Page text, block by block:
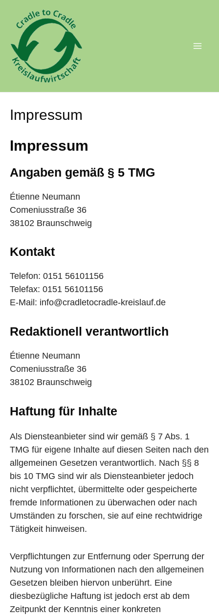
Impressum
Impressum
Angaben gemäß § 5 TMG
Étienne Neumann
Comeniusstraße 36
38102 Braunschweig
Kontakt
Telefon: 0151 56101156
Telefax: 0151 56101156
E-Mail: info@cradletocradle-kreislauf.de
Redaktionell verantwortlich
Étienne Neumann
Comeniusstraße 36
38102 Braunschweig
Haftung für Inhalte
Als Diensteanbieter sind wir gemäß § 7 Abs. 1
TMG für eigene Inhalte auf diesen Seiten nach den
allgemeinen Gesetzen verantwortlich. Nach §§ 8
bis 10 TMG sind wir als Diensteanbieter jedoch
nicht verpflichtet, übermittelte oder gespeicherte
fremde Informationen zu überwachen oder nach
Umständen zu forschen, sie auf eine rechtwidrige
Tätigkeit hinweisen.
Verpflichtungen zur Entfernung oder Sperrung der
Nutzung von Informationen nach den allgemeinen
Gesetzen bleiben hiervon unberührt. Eine
diesbezügliche Haftung ist jedoch erst ab dem
Zeitpunkt der Kenntnis einer konkreten